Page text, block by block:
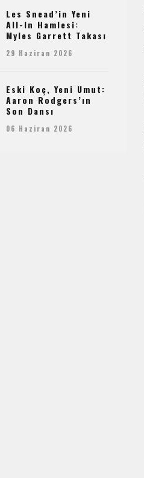
Les Snead’in Yeni
All-In Hamlesi:
Myles Garrett Takası
29 Haziran 2026
Eski Koç, Yeni Umut:
Aaron Rodgers’ın
Son Dansı
06 Haziran 2026